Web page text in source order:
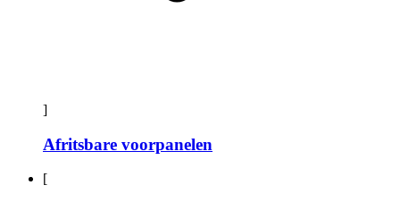
]
Afritsbare voorpanelen
[